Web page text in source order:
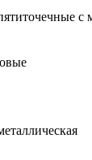
с